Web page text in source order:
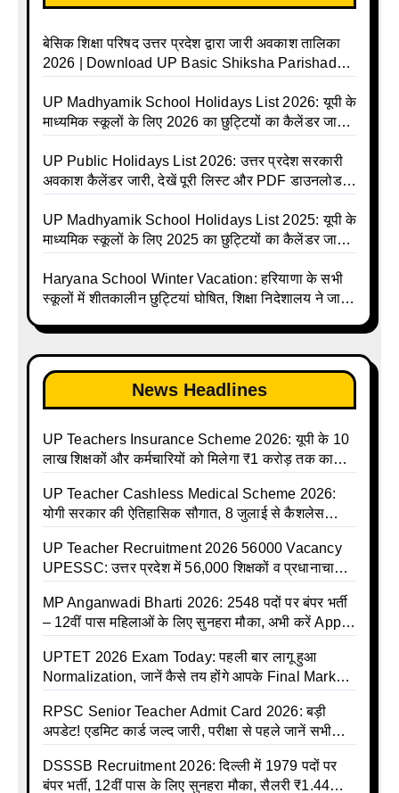
बेसिक शिक्षा परिषद उत्तर प्रदेश द्वारा जारी अवकाश तालिका
2026 | Download UP Basic Shiksha Parishad
Basic School Avkash Talika UP 2026 | UP Basic
Shiksha Parishad Avkash Talika 2026 | UP
Calendar List 2026
UP Madhyamik School Holidays List 2026: यूपी के
माध्यमिक स्कूलों के लिए 2026 का छुट्टियों का कैलेंडर जारी |
UP Madhyamik Avkash Talika 2026 | UP
Madhyamik School avkash suchi | UP
Holiday Calendar | Madhyamik School Holidays
List 2026
UP Public Holidays List 2026: उत्तर प्रदेश सरकारी
अवकाश कैलेंडर जारी, देखें पूरी लिस्ट और PDF डाउनलोड
talika | Sarkari Avkash Talika | Up Holidays List |
Holidays Calendar
UP Madhyamik School Holidays List 2025: यूपी के
माध्यमिक स्कूलों के लिए 2025 का छुट्टियों का कैलेंडर जारी |
Up Madhyamik Avkash Talika 2025 | UP
Madhyamik School avkash suchi | UP
holiday calendar | Madhyamik School Holidays
List 2025
Haryana School Winter Vacation: हरियाणा के सभी
स्कूलों में शीतकालीन छुट्टियां घोषित, शिक्षा निदेशालय ने जारी
News Headlines
UP Teachers Insurance Scheme 2026: यूपी के 10
लाख शिक्षकों और कर्मचारियों को मिलेगा ₹1 करोड़ तक का
UP Teacher Cashless Medical Scheme 2026:
योगी सरकार की ऐतिहासिक सौगात, 8 जुलाई से कैशलेस
UP Teacher Recruitment 2026 56000 Vacancy
UPESSC: उत्तर प्रदेश में 56,000 शिक्षकों व प्रधानाचार्यों
MP Anganwadi Bharti 2026: 2548 पदों पर बंपर भर्ती
– 12वीं पास महिलाओं के लिए सुनहरा मौका, अभी करें Apply
UPTET 2026 Exam Today: पहली बार लागू हुआ
Normalization, जानें कैसे तय होंगे आपके Final Marks
RPSC Senior Teacher Admit Card 2026: बड़ी
अपडेट! एडमिट कार्ड जल्द जारी, परीक्षा से पहले जानें सभी
DSSSB Recruitment 2026: दिल्ली में 1979 पदों पर
बंपर भर्ती, 12वीं पास के लिए सुनहरा मौका, सैलरी ₹1.44